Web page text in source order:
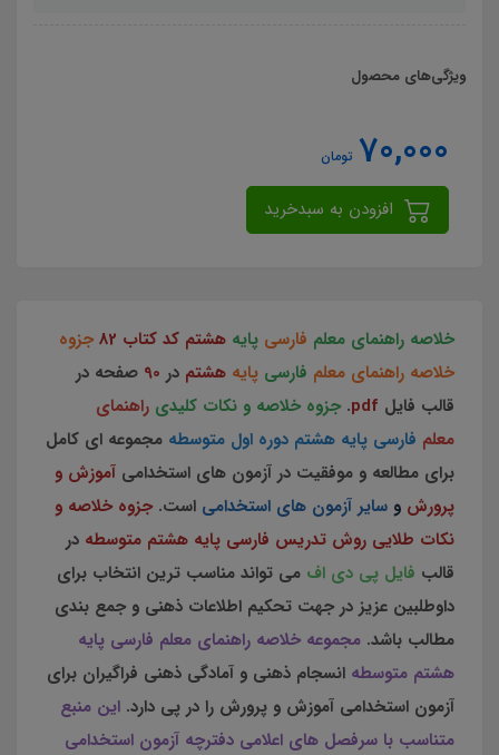
ویژگی‌های محصول
70,000 تومان
خلاصه راهنمای معلم فارسی پایه هشتم کد کتاب 82
جزوه
خلاصه راهنمای معلم فارسی پایه هشتم در
صفحه در
قالب فایل pdf
. جزوه خلاصه و نکات کلیدی راهنمای
معلم فارسی پایه هشتم دوره اول متوسطه مجموعه ای کامل
برای مطالعه و موفقیت در آزمون های استخدامی آموزش و
پرورش و سایر آزمون های استخدامی است. جزوه خلاصه و
نکات طلایی روش تدریس فارسی پایه هشتم متوسطه در
قالب فایل پی دی اف می تواند مناسب ترین انتخاب برای
داوطلبین عزیز در جهت تحکیم اطلاعات ذهنی و جمع بندی
مطالب باشد. مجموعه خلاصه راهنمای معلم فارسی پایه
هشتم متوسطه انسجام ذهنی و آمادگی ذهنی فراگیران برای
آزمون استخدامی آموزش و پرورش را در پی دارد. این منبع
متناسب با سرفصل های اعلامی دفترچه آزمون استخدامی